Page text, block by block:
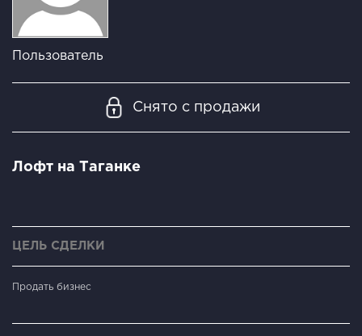
Пользователь
Снято с продажи
Лофт на Таганке
ЦЕЛЬ СДЕЛКИ
Продать бизнес